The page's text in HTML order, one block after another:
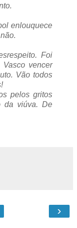
enlouquece
Foi
vencer
Vão todos
pelos gritos
da viúva. De
›